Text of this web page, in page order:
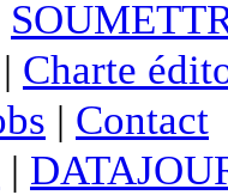
| Charte
| Contact
|